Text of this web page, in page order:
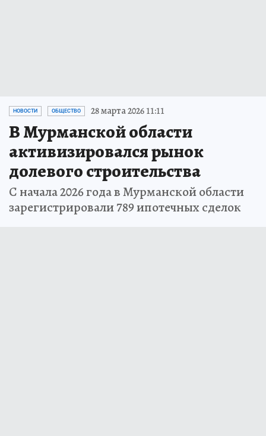
НОВОСТИ ОБЩЕСТВО 28 марта 2026 11:11
В Мурманской области
активизировался рынок
долевого строительства
С начала 2026 года в Мурманской области
зарегистрировали 789 ипотечных сделок